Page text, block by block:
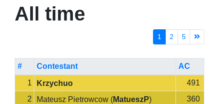
All time
1 2 5
# Contestant
AC
1
Krzychuo
491
2
Mateusz Pietrowcow(MatueszP) 360